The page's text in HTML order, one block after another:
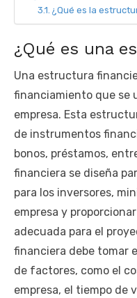
¿Qué es la
¿Qué es una
Una estructura
financiamiento que se
empresa. Esta
de instrumentos
bonos, préstamos,
financiera se diseña
para los inversores,
empresa y
adecuada para el
financiera debe tomar
de factores, como el
empresa, el tiempo de